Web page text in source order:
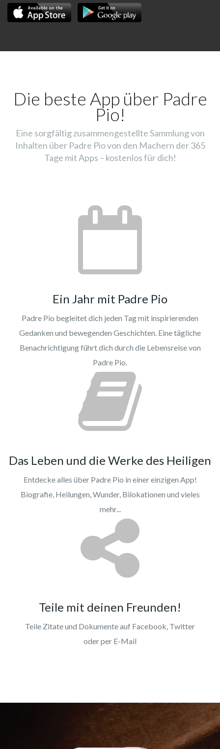
Die beste App über Padre
Pio!
Eine sorgfältig zusammengestellte Sammlung von
Inhalten über Padre Pio von den Machern der 365
Tage mit Apps – kostenlos für dich!
Ein Jahr mit Padre Pio
Padre Pio begleitet dich jeden Tag mit inspirierenden
Gedanken und bewegenden Geschichten. Eine tägliche
Benachrichtigung führt dich durch die Lebensreise von
Padre Pio.
Das Leben und die Werke des Heiligen
Entdecke alles über Padre Pio in einer einzigen App!
Biografie, Heilungen, Wunder, Bilokationen und vieles
mehr...
Teile mit deinen Freunden!
Teile Zitate und Dokumente auf Facebook, Twitter
oder per E-Mail